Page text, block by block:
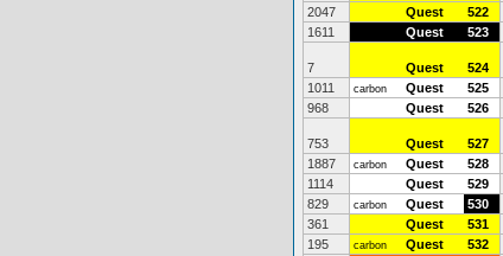
2047
Quest 522
1611
Quest 523
7 Quest 524
1011
carbon Quest 525
968
Quest 526
753 Quest 527
1887
carbon Quest 528
1114
Quest 529
829
carbon Quest 530
361
Quest 531
195
carbon Quest 532